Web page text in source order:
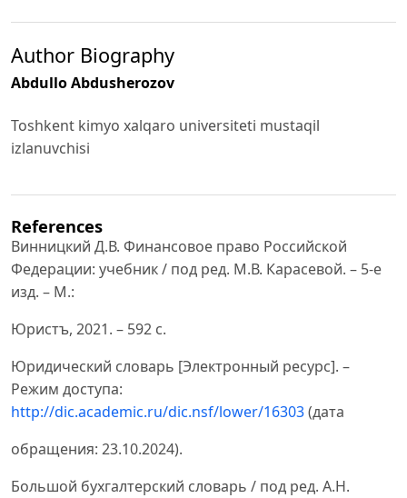
Author Biography
Abdullo Abdusherozov
Toshkent kimyo xalqaro universiteti mustaqil
izlanuvchisi
References
Винницкий Д.В. Финансовое право Российской
Федерации: учебник / под ред. М.В. Карасевой. – 5-е
изд. – М.:
Юристъ, 2021. – 592 с.
Юридический словарь [Электронный ресурс]. –
Режим доступа:
http://dic.academic.ru/dic.nsf/lower/16303(дата
обращения: 23.10.2024).
Большой бухгалтерский словарь / под ред. А.Н.